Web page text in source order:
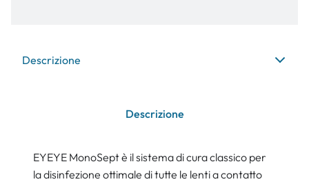
Descrizione
Descrizione
EYEYE MonoSept è il sistema di cura classico per
la disinfezione ottimale di tutte le lenti a contatto